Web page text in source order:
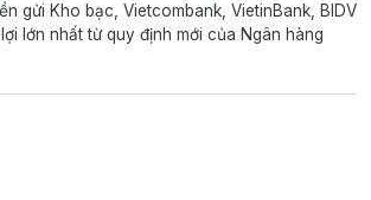
gửi Kho bạc, Vietcombank, VietinBank, BIDV
lớn nhất từ quy định mới của Ngân hàng